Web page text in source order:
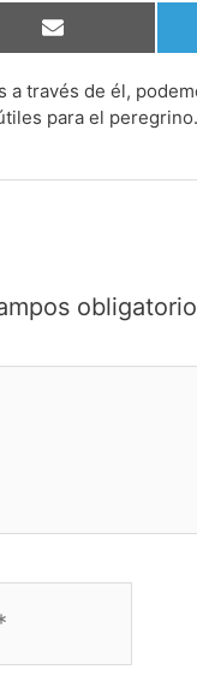
Compartir
en
Email
a través de él,
para el peregrino.